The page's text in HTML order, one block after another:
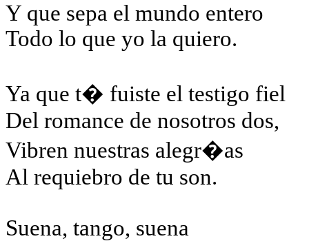
Y que sepa el mundo entero
Todo lo que yo la quiero.
Ya que t� fuiste el testigo fiel
Del romance de nosotros dos,
Vibren nuestras alegr�as
Al requiebro de tu son.
Suena, tango, suena